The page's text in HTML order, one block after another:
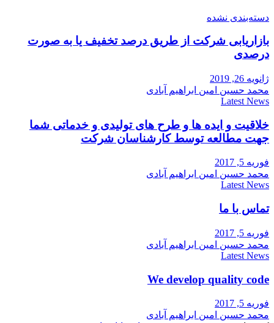
دسته‌بندی نشده
بازاریابی شرکت از طریق درصد تخفیف یا به صورت
درصدی
ژانویه 26, 2019
محمد حسین امین ابراهیم آبادی
Latest News
خلاقیت و ایده ها و طرح های تولیدی و خدماتی شما
جهت مطالعه توسط کارشناسان شرکت
فوریه 5, 2017
محمد حسین امین ابراهیم آبادی
Latest News
تماس با ما
فوریه 5, 2017
محمد حسین امین ابراهیم آبادی
Latest News
We develop quality code
فوریه 5, 2017
محمد حسین امین ابراهیم آبادی